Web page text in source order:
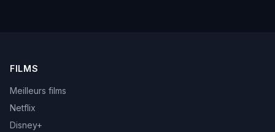
FILMS
Meilleurs films
Netflix
Disney+